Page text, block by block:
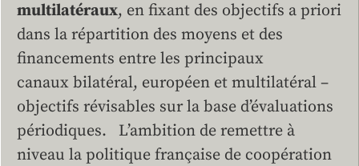
multilatéraux, en fixant des objectifs a priori
dans la répartition des moyens et des
financements entre les principaux
canaux bilatéral, européen et multilatéral –
objectifs révisables sur la base d’évaluations
périodiques. L’ambition de remettre à
niveau la politique française de coopération